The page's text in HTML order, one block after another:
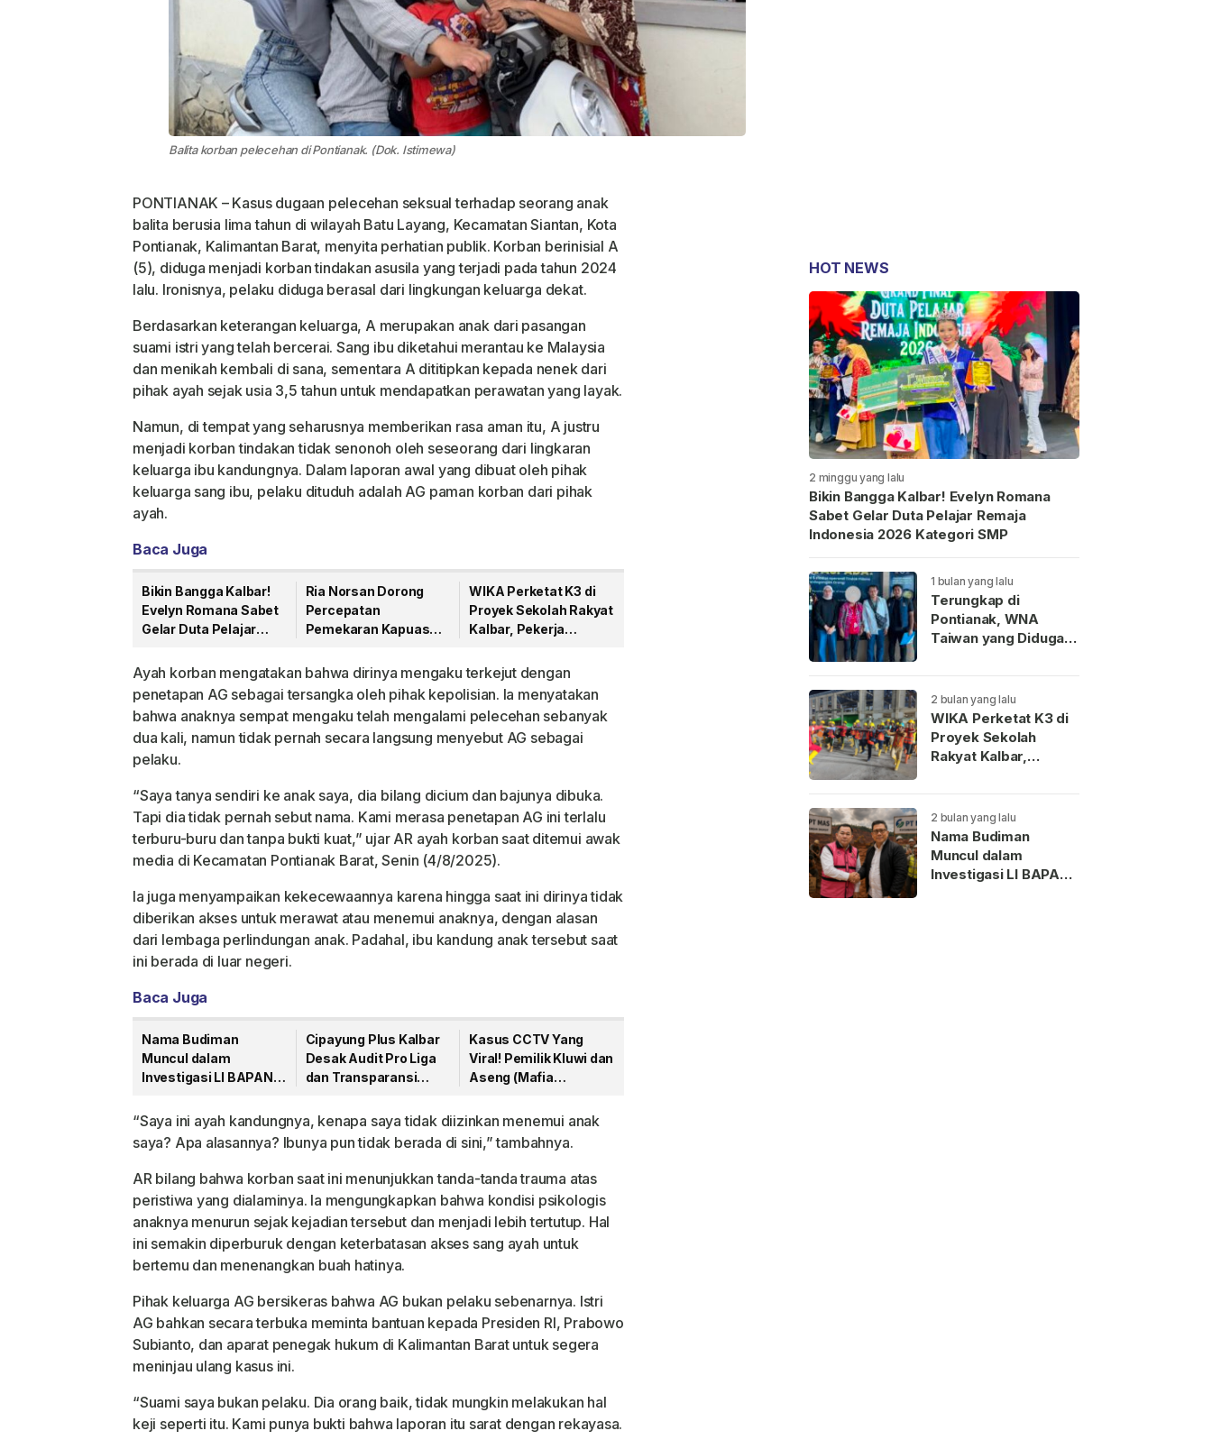
Balita korban pelecehan di Pontianak. (Dok. Istimewa)
PONTIANAK – Kasus dugaan pelecehan seksual terhadap seorang anak
balita berusia lima tahun di wilayah Batu Layang, Kecamatan Siantan, Kota
Pontianak, Kalimantan Barat, menyita perhatian publik. Korban berinisial A
(5), diduga menjadi korban tindakan asusila yang terjadi pada tahun 2024
lalu. Ironisnya, pelaku diduga berasal dari lingkungan keluarga dekat.
Berdasarkan keterangan keluarga, A merupakan anak dari pasangan
suami istri yang telah bercerai. Sang ibu diketahui merantau ke Malaysia
dan menikah kembali di sana, sementara A dititipkan kepada nenek dari
pihak ayah sejak usia 3,5 tahun untuk mendapatkan perawatan yang layak.
Namun, di tempat yang seharusnya memberikan rasa aman itu, A justru
menjadi korban tindakan tidak senonoh oleh seseorang dari lingkaran
keluarga ibu kandungnya. Dalam laporan awal yang dibuat oleh pihak
keluarga sang ibu, pelaku dituduh adalah AG paman korban dari pihak
ayah.
Baca Juga
Bikin Bangga Kalbar!
Evelyn Romana Sabet
Gelar Duta Pelajar
2026 Kategori SMP
Ria Norsan Dorong
Percepatan
Pemekaran Kapuas
Komisi II DPR RI
WIKA Perketat K3 di
Proyek Sekolah Rakyat
Kalbar, Pekerja
Ayah korban mengatakan bahwa dirinya mengaku terkejut dengan
penetapan AG sebagai tersangka oleh pihak kepolisian. Ia menyatakan
bahwa anaknya sempat mengaku telah mengalami pelecehan sebanyak
dua kali, namun tidak pernah secara langsung menyebut AG sebagai
pelaku.
“Saya tanya sendiri ke anak saya, dia bilang dicium dan bajunya dibuka.
Tapi dia tidak pernah sebut nama. Kami merasa penetapan AG ini terlalu
terburu-buru dan tanpa bukti kuat,” ujar AR ayah korban saat ditemui awak
media di Kecamatan Pontianak Barat, Senin (4/8/2025).
Ia juga menyampaikan kekecewaannya karena hingga saat ini dirinya tidak
diberikan akses untuk merawat atau menemui anaknya, dengan alasan
dari lembaga perlindungan anak. Padahal, ibu kandung anak tersebut saat
ini berada di luar negeri.
Baca Juga
Nama Budiman
Muncul dalam
Investigasi LI BAPAN
Jaringan Aseng
Cipayung Plus Kalbar
Desak Audit Pro Liga
dan Transparansi
Kasus CCTV Yang
Viral! Pemilik Kluwi dan
Aseng (Mafia
ke Polda Kalbar
“Saya ini ayah kandungnya, kenapa saya tidak diizinkan menemui anak
saya? Apa alasannya? Ibunya pun tidak berada di sini,” tambahnya.
AR bilang bahwa korban saat ini menunjukkan tanda-tanda trauma atas
peristiwa yang dialaminya. Ia mengungkapkan bahwa kondisi psikologis
anaknya menurun sejak kejadian tersebut dan menjadi lebih tertutup. Hal
ini semakin diperburuk dengan keterbatasan akses sang ayah untuk
bertemu dan menenangkan buah hatinya.
Pihak keluarga AG bersikeras bahwa AG bukan pelaku sebenarnya. Istri
AG bahkan secara terbuka meminta bantuan kepada Presiden RI, Prabowo
Subianto, dan aparat penegak hukum di Kalimantan Barat untuk segera
meninjau ulang kasus ini.
“Suami saya bukan pelaku. Dia orang baik, tidak mungkin melakukan hal
keji seperti itu. Kami punya bukti bahwa laporan itu sarat dengan rekayasa.
HOT NEWS
2 minggu yang lalu
Bikin Bangga Kalbar! Evelyn Romana
Sabet Gelar Duta Pelajar Remaja
Indonesia 2026 Kategori SMP
1 bulan yang lalu
Terungkap di
Pontianak, WNA
Taiwan yang Diduga
Dideportasi
2 bulan yang lalu
WIKA Perketat K3 di
Proyek Sekolah
Rakyat Kalbar,
2 bulan yang lalu
Nama Budiman
Muncul dalam
Investigasi LI BAPAN